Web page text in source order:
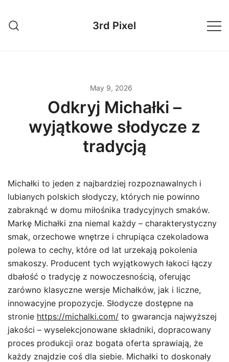
content
3rd Pixel
May 9, 2026
Odkryj Michałki –
wyjątkowe słodycze z
tradycją
Michałki to jeden z najbardziej rozpoznawalnych i
lubianych polskich słodyczy, których nie powinno
zabraknąć w domu miłośnika tradycyjnych smaków.
Markę Michałki zna niemal każdy – charakterystyczny
smak, orzechowe wnętrze i chrupiąca czekoladowa
polewa to cechy, które od lat urzekają pokolenia
smakoszy. Producent tych wyjątkowych łakoci łączy
dbałość o tradycję z nowoczesnością, oferując
zarówno klasyczne wersje Michałków, jak i liczne,
innowacyjne propozycje. Słodycze dostępne na
stronie https://michalki.com/ to gwarancja najwyższej
jakości – wyselekcjonowane składniki, dopracowany
proces produkcji oraz bogata oferta sprawiają, że
każdy znajdzie coś dla siebie. Michałki to doskonały